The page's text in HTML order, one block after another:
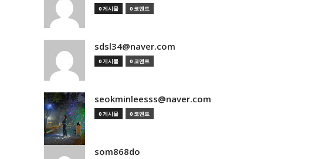
0 게시물 0 코멘트
sdsl34@naver.com
0 게시물 0 코멘트
seokminleesss@naver.com
0 게시물 0 코멘트
som868do